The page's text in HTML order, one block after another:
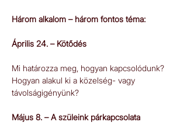
Három alkalom – három fontos téma:
Április 24. – Kötődés
Mi határozza meg, hogyan kapcsolódunk?
Hogyan alakul ki a közelség- vagy
távolságigényünk?
Május 8. – A szüleink párkapcsolata